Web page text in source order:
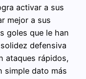
activar a sus
mejor a sus
goles que le han
defensiva
ataques rápidos,
simple dato más